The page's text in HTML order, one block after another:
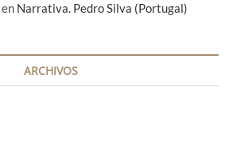
en Narrativa. Pedro Silva (Portugal)
ARCHIVOS